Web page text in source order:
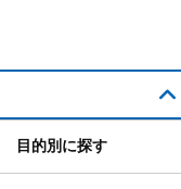
目的別に探す